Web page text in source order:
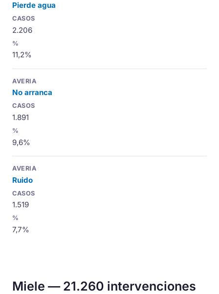
Pierde agua
2.206
11,2%
No arranca
1.891
9,6%
Ruido
1.519
7,7%
Miele — 21.260 intervenciones